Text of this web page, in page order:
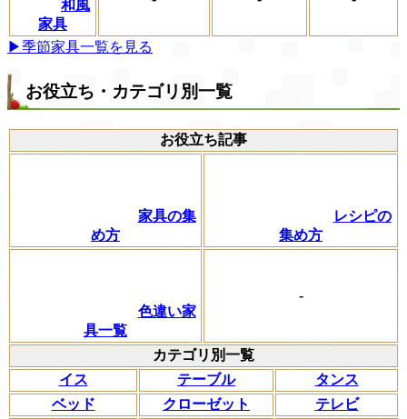
和風
家具
▶季節家具一覧を見る
お役立ち・カテゴリ別一覧
お役立ち記事
家具の集
め方
レシピの
集め方
色違い家
具一覧
-
カテゴリ別一覧
イス
テーブル
タンス
ベッド
クローゼット
テレビ